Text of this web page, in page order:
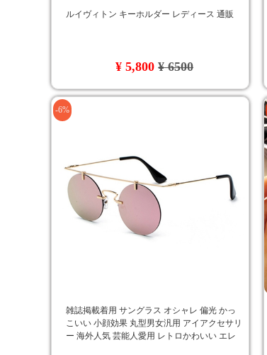
ルイヴィトン キーホルダー レディース 通販
¥ 5,800¥ 6500
-6%
​雑誌掲載着用 サングラス オシャレ 偏光 かっ
こいい 小顔効果 丸型男女汎用 アイアクセサリ
ー 海外人気 芸能人愛用 レトロかわいい エレ